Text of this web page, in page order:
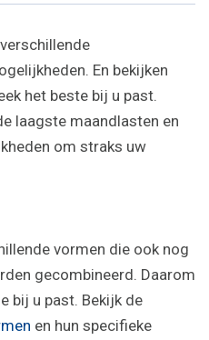
En bekijken
het beste bij u past.
laagste maandlasten en
om straks uw
vormen die ook nog
gecombineerd. Daarom
bij u past. Bekijk de
en hun specifieke